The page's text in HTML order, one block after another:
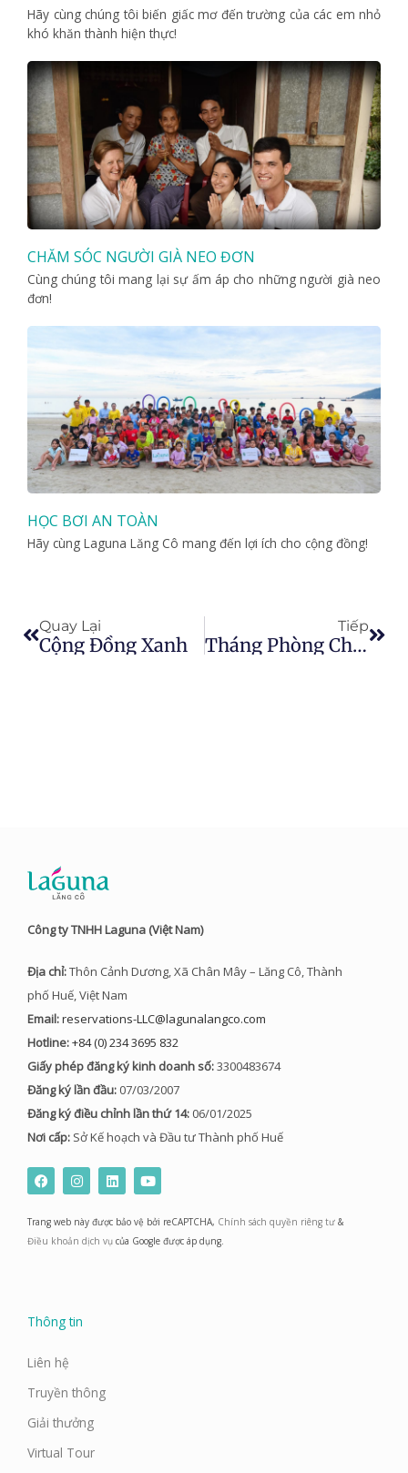
Hãy cùng chúng tôi biến giấc mơ đến trường của các em nhỏ
khó khăn thành hiện thực!
CHĂM SÓC NGƯỜI GIÀ NEO ĐƠN
Cùng chúng tôi mang lại sự ấm áp cho những người già neo
đơn!
HỌC BƠI AN TOÀN
Hãy cùng Laguna Lăng Cô mang đến lợi ích cho cộng đồng!
Quay Lại
Cộng Đồng Xanh
Tiếp
Tháng Phòng Chống Ung Thư Vú
Công ty TNHH Laguna (Việt Nam)
Địa chỉ:Thôn Cảnh Dương, Xã Chân Mây – Lăng Cô, Thành
phố Huế, Việt Nam
Email:reservations-LLC@lagunalangco.com
Hotline:+84 (0) 234 3695 832
Giấy phép đăng ký kinh doanh số:3300483674
Đăng ký lần đầu: 07/03/2007
Đăng ký điều chỉnh lần thứ 14: 06/01/2025
Nơi cấp: Sở Kế hoạch và Đầu tư Thành phố Huế
F
a
c
b
o
I
n
s
a
g
L
i
n
k
e
d
Y
o
u
t
u
b
Trang web này được bảo vệ bởi reCAPTCHA, Chính sách quyền riêng tư &
Điều khoản dịch vụ của Google được áp dụng.
Thông tin
Liên hệ
Truyền thông
Giải thưởng
Virtual Tour